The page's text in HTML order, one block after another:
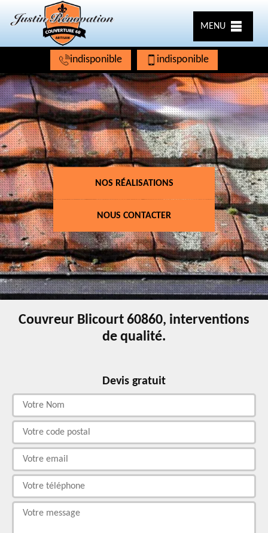
MENU
indisponible indisponible
NOS RÉALISATIONS
NOUS CONTACTER
Couvreur Blicourt 60860, interventions
de qualité.
Devis gratuit